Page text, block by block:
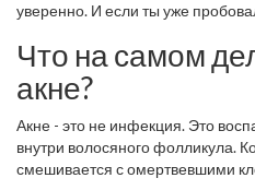
уверенно. И если ты уже
Многие думают, что акне - это
Но в Ростове-на-Дону, как и по
дерматологам приходят
же воспалениями на лице,
грязи, не в шоколаде, не в
акне убивают не мази, а
Что на самом
акне?
Акне - это не инфекция. Это
внутри волосяного фолликула.
смешивается с омертвевшими